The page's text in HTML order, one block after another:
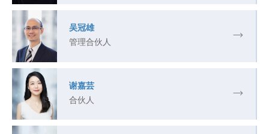
吴冠雄
管理合伙人
谢嘉芸
合伙人